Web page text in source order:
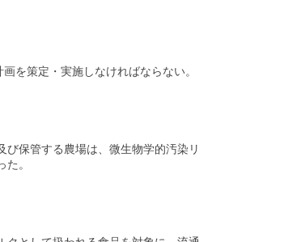
を策定・実施しなければならない。
保管する農場は、微生物学的汚染リ
。